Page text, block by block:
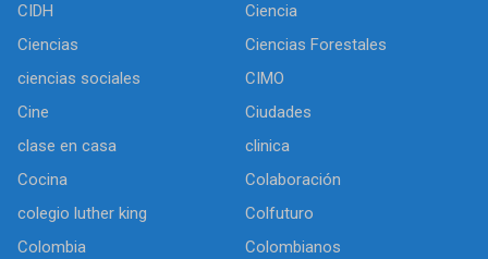
CIDH
Ciencia
Ciencias
Ciencias Forestales
ciencias sociales
CIMO
Cine
Ciudades
clase en casa
clinica
Cocina
Colaboración
colegio luther king
Colfuturo
Colombia
Colombianos